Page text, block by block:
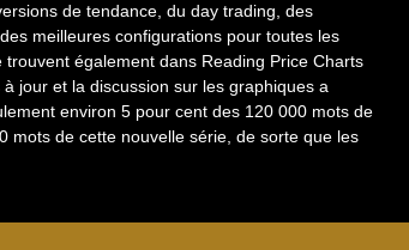
de tendance, du day trading, des
meilleures configurations pour toutes les
également dans Reading Price Charts
jour et la discussion sur les graphiques a
environ 5 pour cent des 120 000 mots de
mots de cette nouvelle série, de sorte que les